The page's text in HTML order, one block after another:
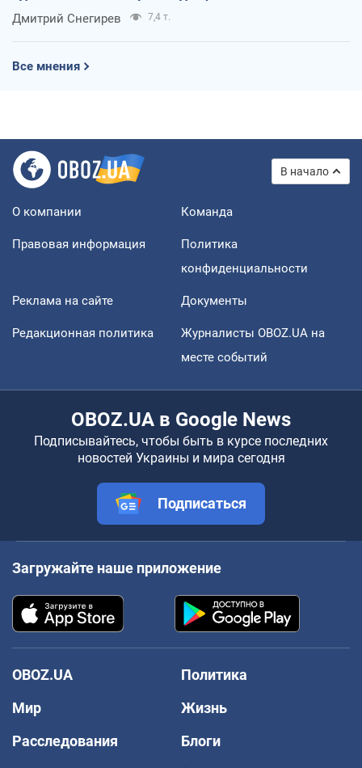
оккупантов
Дмитрий Снегирев 7,4 т.
Все мнения
В начало
О компании Команда
Правовая информация
Политика
конфиденциальности
Реклама на сайте Документы
Редакционная политика
Журналисты OBOZ.UA на
месте событий
OBOZ.UA в Google News
Подписывайтесь, чтобы быть в курсе последних
новостей Украины и мира сегодня
Подписаться
Загружайте наше приложение
OBOZ.UA
Политика
Мир
Жизнь
Расследования
Блоги